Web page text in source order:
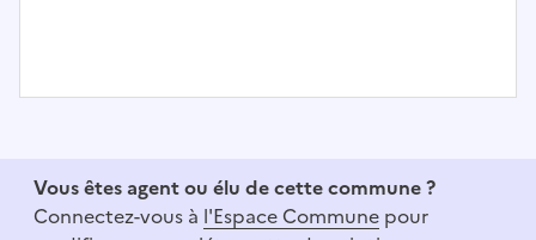
Vous êtes agent ou élu de cette commune ?
Connectez-vous à l'Espace Commune pour